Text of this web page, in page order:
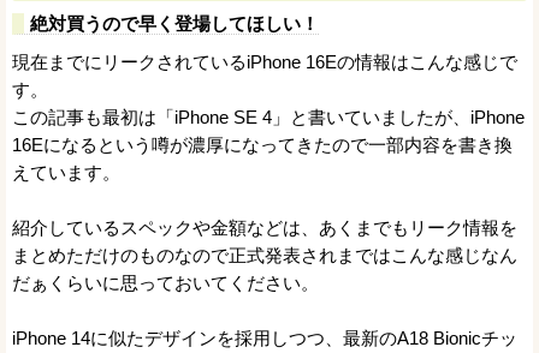
絶対買うので早く登場してほしい！
現在までにリークされているiPhone 16Eの情報はこんな感じで
す。
この記事も最初は「iPhone SE 4」と書いていましたが、iPhone
16Eになるという噂が濃厚になってきたので一部内容を書き換
えています。
紹介しているスペックや金額などは、あくまでもリーク情報を
まとめただけのものなので正式発表されまではこんな感じなん
だぁくらいに思っておいてください。
iPhone 14に似たデザインを採用しつつ、最新のA18 Bionicチッ